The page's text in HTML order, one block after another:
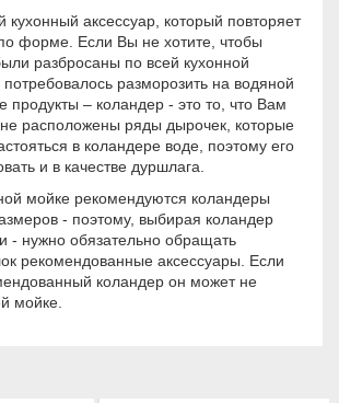
кухонный аксессуар, который повторяет
форме. Если Вы не хотите, чтобы
разбросаны по всей кухонной
разморозить на водяной
продукты – коландер - это то, что Вам
расположены ряды дырочек, которые
в коландере воде, поэтому его
и в качестве дуршлага.
мойке рекомендуются коландеры
- поэтому, выбирая коландер
- нужно обязательно обращать
рекомендованные аксессуары. Если
коландер он может не
мойке.